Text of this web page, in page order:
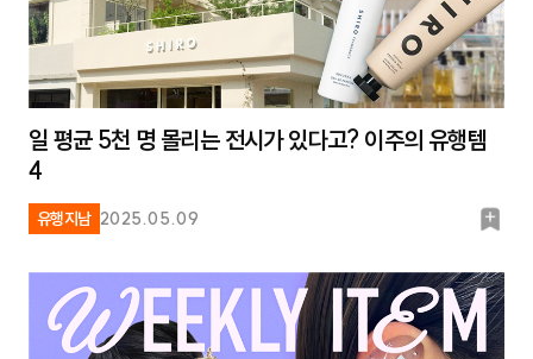
일 평균 5천 명 몰리는 전시가 있다고? 이주의 유행템
4
유행지남 2025.05.09
북
크